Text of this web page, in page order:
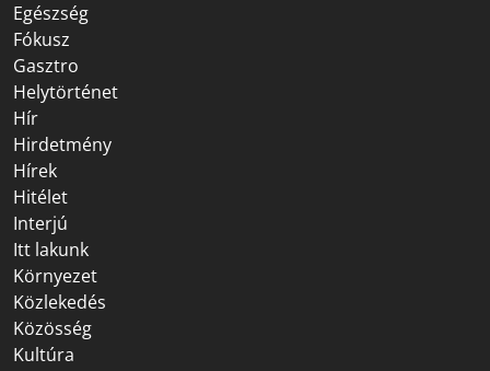
Egészség
Fókusz
Gasztro
Helytörténet
Hír
Hirdetmény
Hírek
Hitélet
Interjú
Itt lakunk
Környezet
Közlekedés
Közösség
Kultúra